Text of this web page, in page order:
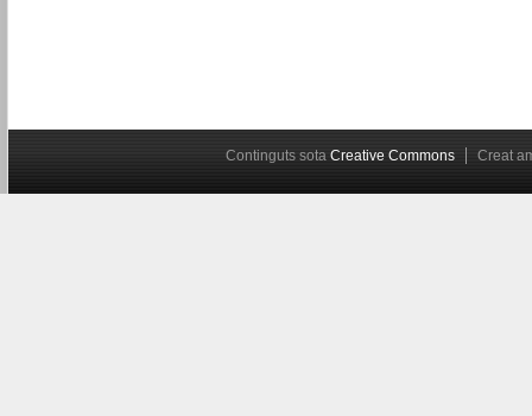
Continguts sota Creative Commons Creat